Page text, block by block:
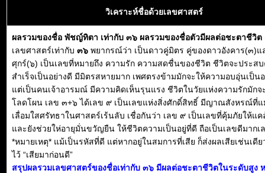
วิเคราะห์ชื่อด้วยเลขศาสตร์
ผลรวมของชื่อ พัชญ์ทิตา เท่ากับ ๓๖ ผลรวมของชื่อตัวมีผลต่อชะตาชีวิต
เลขศาสตร์เท่ากับ ๓๖ พยากรณ์ว่า เป็นดาวคู่มิตร คู่ของดาวอังคาร(๓)แ
ศุกร์(๖) เป็นเลขที่หมายถึง ความรัก ความสดชื่นของชีวิต ชีวิตจะประส
สำเร็จเป็นอย่างดี มีมิตรสหายมาก เพศตรงข้ามมักจะให้ความอบอุ่นเป็น
แต่เป็นคนเจ้าอารมณ์ มีความคิดเห็นรุนแรง ชีวิตในวัยแห่งความรักมักจ
โลดโผน เลข ๓+๖ ได้เลข ๙ เป็นเลขแห่งสิ่งศักดิ์สิทธิ์ มีญาณสังหรณ์ที่
เลื่อมใสศรัทธาในศาสตร์เร้นลับ เชื่อกันว่า เลข ๙ เป็นเลขที่คุ้มภัยให้แ
และยังช่วยให่อายุมั่นขวัญยืน ให้ชีวิตความเป็นอยู่ที่ดี ถือเป็นเลขดีมากเ
*หมายเหตุ* แม้เป็นรหัสที่ดี แต่หากอยู่ในสมการที่เสีย ก็ส่งผลเสียเช่นเดี
ไว้ “เสียมาก่อนดี”
สรุปผลรวมเลขศาสตร์ของชื่อเท่ากับ ๓๖ มีผลต่อชะตาชีวิตในระดับสูง